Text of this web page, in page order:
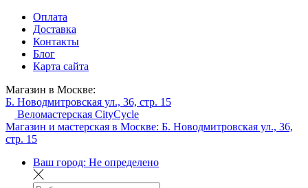
Оплата
Доставка
Контакты
Блог
Карта сайта
Магазин в Москве:
Б. Новодмитровская ул., 36, стр. 15
Веломастерская CityCycle
Магазин и мастерская в Москве: Б. Новодмитровская ул., 36,
стр. 15
Ваш город: Не определено